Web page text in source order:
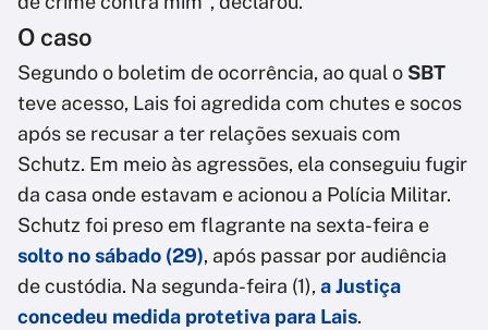
O caso
Segundo o boletim de ocorrência, ao qual o SBT
teve acesso, Lais foi agredida com chutes e socos
após se recusar a ter relações sexuais com
Schutz. Em meio às agressões, ela conseguiu fugir
da casa onde estavam e acionou a Polícia Militar.
Schutz foi preso em flagrante na sexta-feira e
solto no sábado (29), após passar por audiência
de custódia. Na segunda-feira (1), a Justiça
concedeu medida protetiva para Lais.